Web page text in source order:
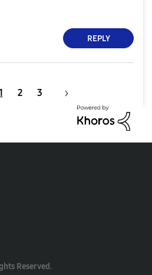
REPLY
2 3
Reserved.